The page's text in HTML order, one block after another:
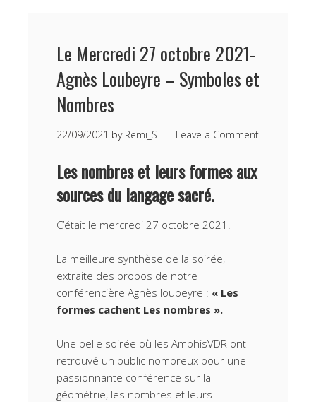
Le Mercredi 27 octobre 2021-
Agnès Loubeyre – Symboles et
Nombres
22/09/2021 by Remi_S Leave a Comment
Les nombres et leurs formes aux
sources du langage sacré.
C’était le mercredi 27 octobre 2021.
La meilleure synthèse de la soirée,
extraite des propos de notre
conférencière Agnès loubeyre : « Les
formes cachent Les nombres ».
Une belle soirée où les AmphisVDR ont
retrouvé un public nombreux pour une
passionnante conférence sur la
géométrie, les nombres et leurs